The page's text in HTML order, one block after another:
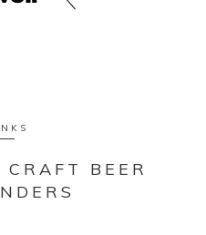
BEER